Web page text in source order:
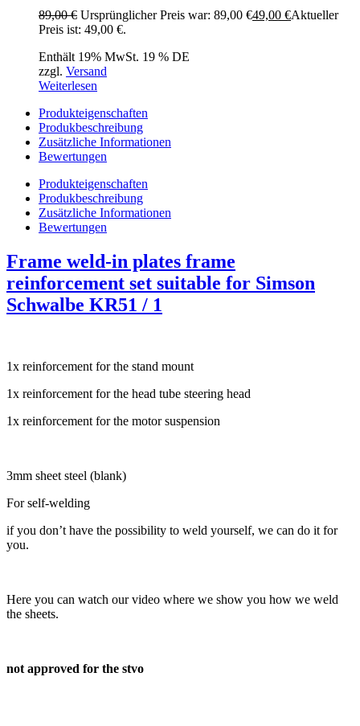
89,00€ Ursprünglicher Preis war: 89,00 €49,00 €Aktueller
Preis ist: 49,00 €.
Enthält 19% MwSt. 19 % DE
zzgl. Versand
Weiterlesen
Produkteigenschaften
Produkbeschreibung
Zusätzliche Informationen
Bewertungen
Produkteigenschaften
Produkbeschreibung
Zusätzliche Informationen
Bewertungen
Frame weld-in plates frame
reinforcement set suitable for Simson
Schwalbe KR51 / 1
1x reinforcement for the stand mount
1x reinforcement for the head tube steering head
1x reinforcement for the motor suspension
3mm sheet steel (blank)
For self-welding
if you don’t have the possibility to weld yourself, we can do it for
you.
Here you can watch our video where we show you how we weld
the sheets.
not approved for the stvo